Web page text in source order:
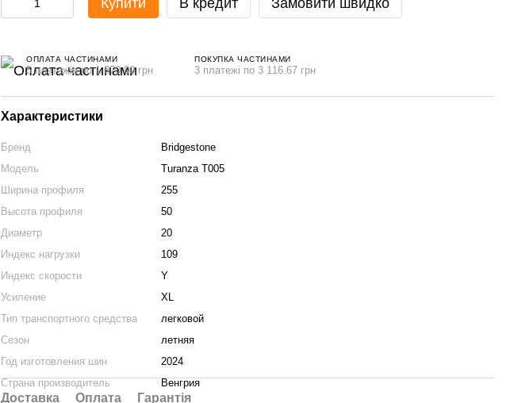
Купити В кредит Замовити швидко
ОПЛАТА ЧАСТИНАМИ
5 платежів по 1 870.00 грн
ПОКУПКА ЧАСТИНАМИ
3 платежі по 3 116.67 грн
Характеристики
Бренд
Bridgestone
Модель
Turanza T005
Ширина профиля
255
Высота профиля
50
Диаметр
20
Индекс нагрузки
109
Индекс скорости
Y
Усиление
XL
Тип транспортного средства
легковой
Сезон
летняя
Год изготовления шин
2024
Страна производитель
Венгрия
Доставка Оплата Гарантія